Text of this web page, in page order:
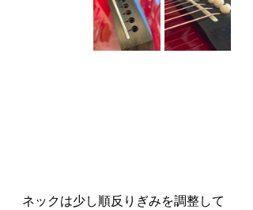
ネックは少し順反りぎみを調整して